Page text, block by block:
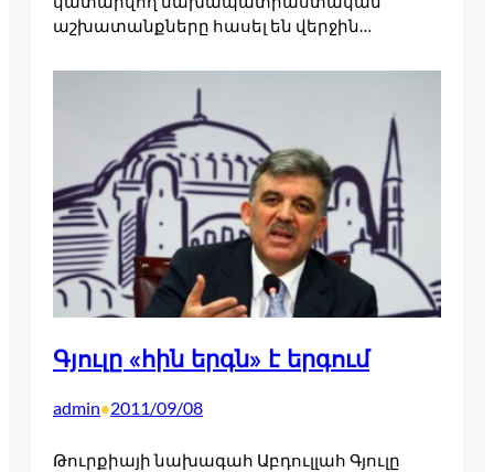
աշխատանքները հասել են վերջին…
Գյուլը «հին երգն» է երգում
admin•2011/09/08
Թուրքիայի նախագահ Աբդուլլահ Գյուլը